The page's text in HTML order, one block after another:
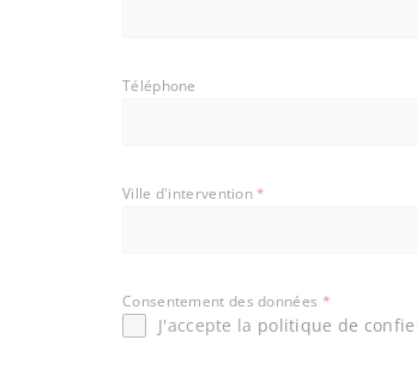
Téléphone
Ville d'intervention*
Consentement des données *
J'accepte la politique de